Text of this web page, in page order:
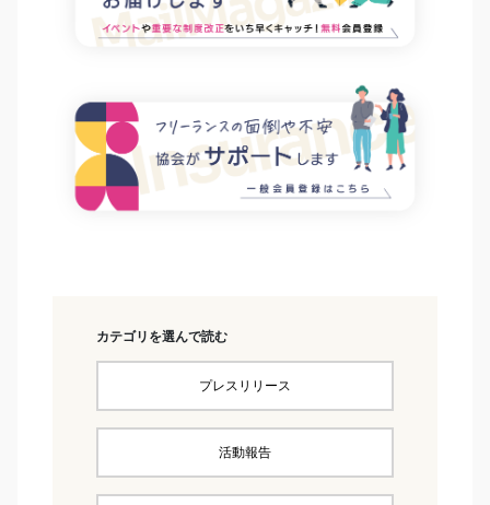
カテゴリを選んで読む
プレスリリース
活動報告